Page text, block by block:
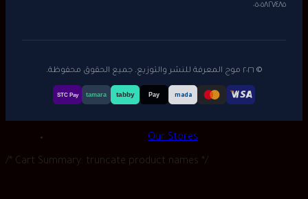
٠٥٠٥٨٢٧٤٨٥
© ٢٠٢٦ موج المعرفة للنشر والتوزيع. جميع الحقوق محفوظة.
mada
Pay
tabby
tamara
STC Pay
Our Stores
/* Cart Summary: truncate product names */